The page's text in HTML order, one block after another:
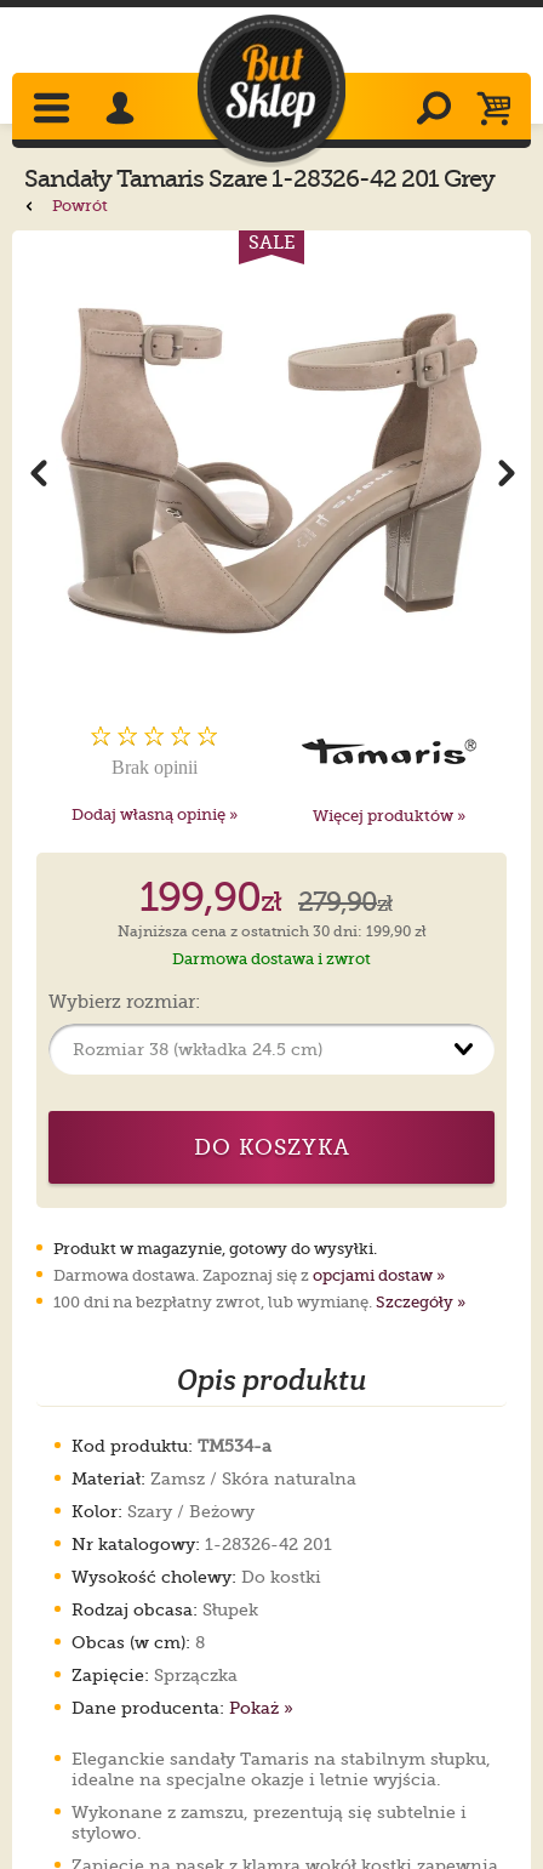
SandałyTamaris Szare 1-28326-42 201 Grey
Suede
Powrót
SALE
Brak opinii
Dodaj własną opinię » Więcej produktów »
199,90zł 279,90zł
Najniższa cena z ostatnich 30 dni: 199,90 zł
Darmowa dostawa i zwrot
Wybierz rozmiar:
DO KOSZYKA
Produkt w magazynie, gotowy do wysyłki.
Darmowa dostawa. Zapoznaj się z opcjami dostaw »
100 dni na bezpłatny zwrot, lub wymianę. Szczegóły »
Opis produktu
Kod produktu: TM534-a
Materiał: Zamsz / Skóra naturalna
Kolor: Szary / Beżowy
Nr katalogowy: 1-28326-42 201
Wysokość cholewy: Do kostki
Rodzaj obcasa: Słupek
Obcas (w cm): 8
Zapięcie: Sprzączka
Dane producenta: Pokaż »
Eleganckie sandały Tamaris na stabilnym słupku,
idealne na specjalne okazje i letnie wyjścia.
Wykonane z zamszu, prezentują się subtelnie i
stylowo.